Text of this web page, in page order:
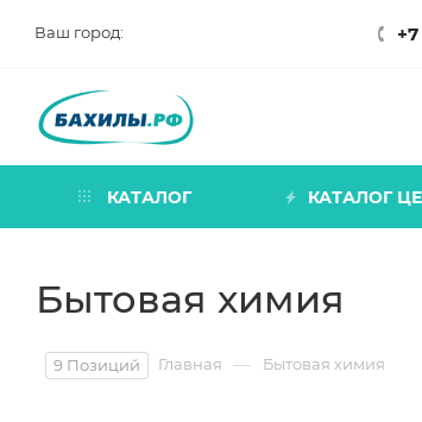
Ваш город:
КАТАЛОГ КАТАЛОГ
Бытовая химия
9 Позиций Главная — Бытовая химия